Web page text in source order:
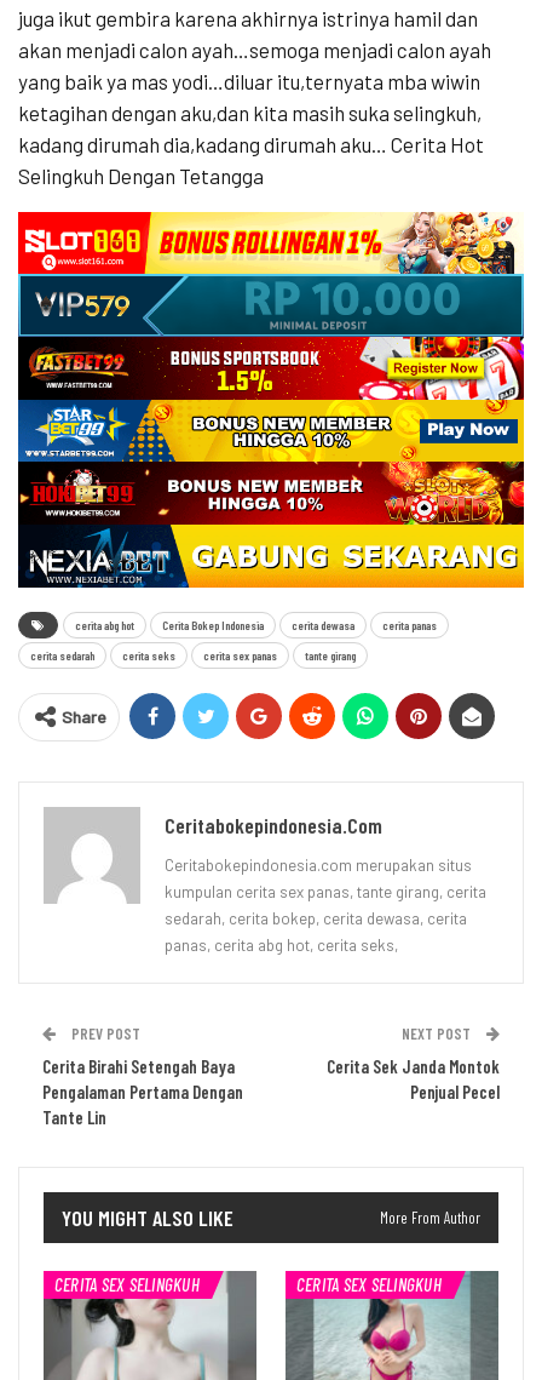
juga ikut gembira karena akhirnya istrinya hamil dan
akan menjadi calon ayah…semoga menjadi calon ayah
yang baik ya mas yodi…diluar itu,ternyata mba wiwin
ketagihan dengan aku,dan kita masih suka selingkuh,
kadang dirumah dia,kadang dirumah aku… Cerita Hot
Selingkuh Dengan Tetangga
cerita abg hot Cerita Bokep Indonesia cerita dewasa cerita panas
cerita sedarah cerita seks cerita sex panas tante girang
Share
Ceritabokepindonesia.com
Ceritabokepindonesia.com merupakan situs
kumpulan cerita sex panas, tante girang, cerita
sedarah, cerita bokep, cerita dewasa, cerita
panas, cerita abg hot, cerita seks,
PREV POST
Cerita Birahi Setengah Baya
Pengalaman Pertama Dengan
Tante Lin
NEXT POST
Cerita Sek Janda Montok
Penjual Pecel
YOU MIGHT ALSO LIKE More From Author
CERITA SEX SELINGKUH CERITA SEX SELINGKUH